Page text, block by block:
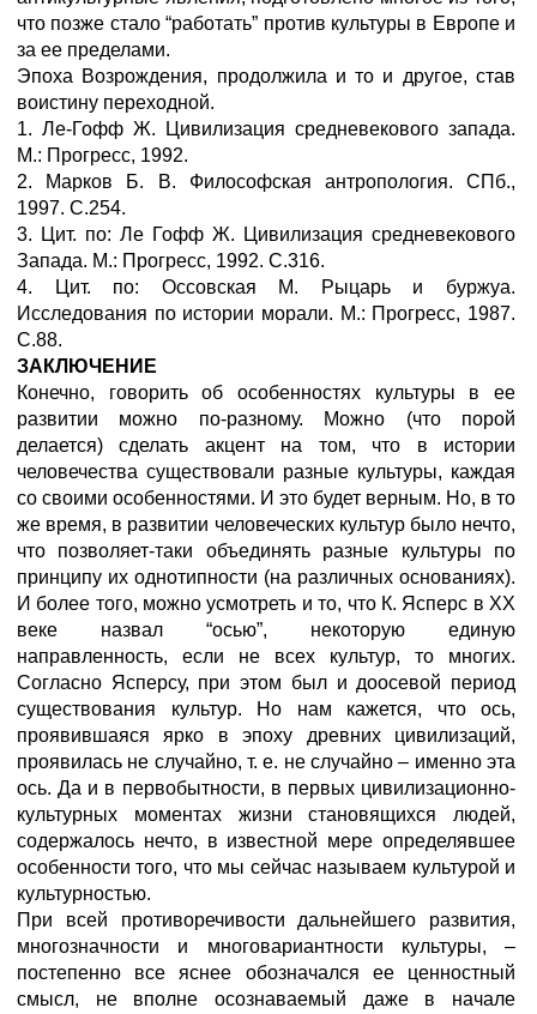
что позже стало “работать” против культуры в Европе и
за ее пределами.
Эпоха Возрождения, продолжила и то и другое, став
воистину переходной.
1. Ле-Гофф Ж. Цивилизация средневекового запада.
М.: Прогресс, 1992.
2. Марков Б. В. Философская антропология. СПб.,
1997. С.254.
3. Цит. по: Ле Гофф Ж. Цивилизация средневекового
Запада. М.: Прогресс, 1992. С.316.
4. Цит. по: Оссовская М. Рыцарь и буржуа.
Исследования по истории морали. М.: Прогресс, 1987.
С.88.
ЗАКЛЮЧЕНИЕ
Конечно, говорить об особенностях культуры в ее
развитии можно по-разному. Можно (что порой
делается) сделать акцент на том, что в истории
человечества существовали разные культуры, каждая
со своими особенностями. И это будет верным. Но, в то
же время, в развитии человеческих культур было нечто,
что позволяет-таки объединять разные культуры по
принципу их однотипности (на различных основаниях).
И более того, можно усмотреть и то, что К. Ясперс в ХХ
веке назвал “осью”, некоторую единую
направленность, если не всех культур, то многих.
Согласно Ясперсу, при этом был и доосевой период
существования культур. Но нам кажется, что ось,
проявившаяся ярко в эпоху древних цивилизаций,
проявилась не случайно, т. е. не случайно – именно эта
ось. Да и в первобытности, в первых цивилизационно-
культурных моментах жизни становящихся людей,
содержалось нечто, в известной мере определявшее
особенности того, что мы сейчас называем культурой и
культурностью.
При всей противоречивости дальнейшего развития,
многозначности и многовариантности культуры, –
постепенно все яснее обозначался ее ценностный
смысл, не вполне осознаваемый даже в начале